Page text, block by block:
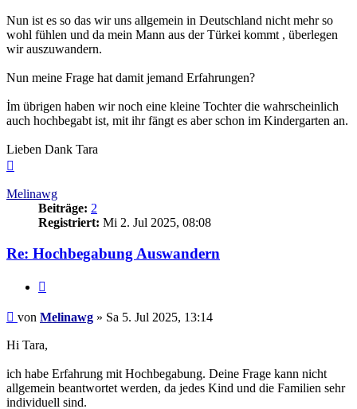
Nun ist es so das wir uns allgemein in Deutschland nicht mehr so
wohl fühlen und da mein Mann aus der Türkei kommt , überlegen
wir auszuwandern.
Nun meine Frage hat damit jemand Erfahrungen?
İm übrigen haben wir noch eine kleine Tochter die wahrscheinlich
auch hochbegabt ist, mit ihr fängt es aber schon im Kindergarten an.
Lieben Dank Tara
Melinawg
Beiträge: 2
Registriert: Mi 2. Jul 2025, 08:08
Re: Hochbegabung Auswandern
Beitrag
von Melinawg » Sa 5. Jul 2025, 13:14
Hi Tara,
ich habe Erfahrung mit Hochbegabung. Deine Frage kann nicht
allgemein beantwortet werden, da jedes Kind und die Familien sehr
individuell sind.